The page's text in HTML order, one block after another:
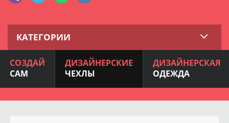
КАТЕГОРИИ
СОЗДАЙ
САМ
ДИЗАЙНЕРСКИЕ
ЧЕХЛЫ
ДИЗАЙНЕРСКАЯ
ОДЕЖДА